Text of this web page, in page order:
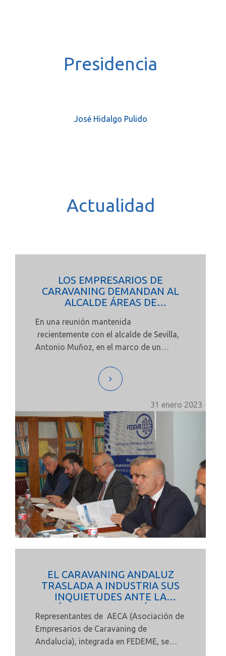
Presidencia
José Hidalgo Pulido
Actualidad
31 enero 2023
LOS EMPRESARIOS DE
CARAVANING DEMANDAN AL
ALCALDE ÁREAS DE
PERNOCTA PARA ATRAER Y
FOMENTAR ESTE TIPO DE
TURISMO EN SEVILLA
En una reunión mantenida
recientemente con el alcalde de Sevilla,
Antonio Muñoz, en el marco de un
empresarios del Metal, en la sede de
FEDEME, los empresarios de caravaning
demandado para la ciudad la
implementación de una red consolidada
de infraestructuras para la acogida de
estos turistas y el diseño de rutas
turísticas que las complete.
EL CARAVANING ANDALUZ
TRASLADA A INDUSTRIA SUS
INQUIETUDES ANTE LA
PRÓXIMA PUBLICACIÓN DEL
MANUAL DE REFORMAS
Representantes de AECA (Asociación de
Empresarios de Caravaning de
Andalucía), integrada en FEDEME, se